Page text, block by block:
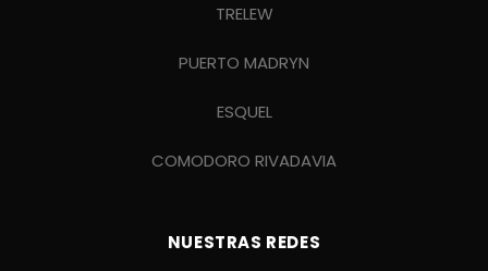
TRELEW
PUERTO MADRYN
ESQUEL
COMODORO RIVADAVIA
NUESTRAS REDES